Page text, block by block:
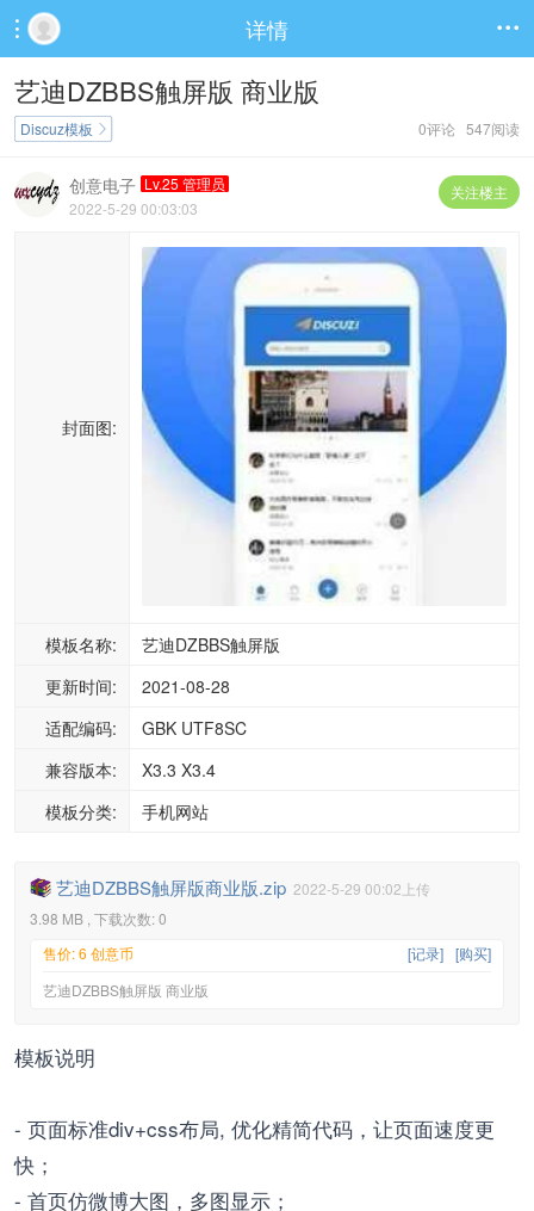
 详情 
艺迪DZBBS触屏版 商业版
0评论 547阅读
Discuz模板 
关注楼主
创意电子 Lv.25 管理员
2022-5-29 00:03:03
封面图:
模板名称:
艺迪DZBBS触屏版
更新时间:
2021-08-28
适配编码:
GBK UTF8SC
兼容版本:
X3.3 X3.4
模板分类:
手机网站
艺迪DZBBS触屏版商业版.zip 2022-5-29 00:02上传
3.98 MB , 下载次数: 0
[购买]
[记录]
售价: 6 创意币
艺迪DZBBS触屏版 商业版
模板说明
- 页面标准div+css布局, 优化精简代码，让页面速度更
快；
- 首页仿微博大图，多图显示；